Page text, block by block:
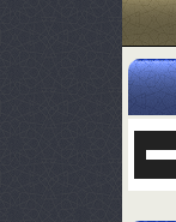
یا